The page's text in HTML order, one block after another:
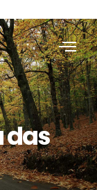
das